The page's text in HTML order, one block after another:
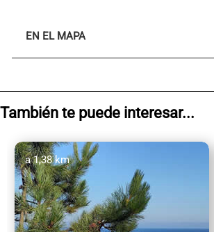
EN EL MAPA
También te puede interesar...
a 1,38 km